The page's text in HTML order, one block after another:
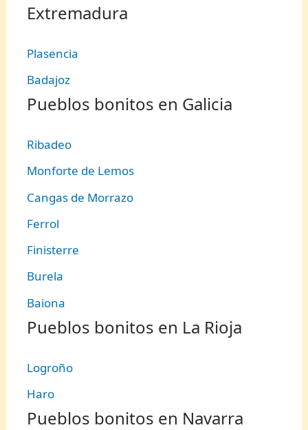
Extremadura
Plasencia
Badajoz
Pueblos bonitos en Galicia
Ribadeo
Monforte de Lemos
Cangas de Morrazo
Ferrol
Finisterre
Burela
Baiona
Pueblos bonitos en La Rioja
Logroño
Haro
Pueblos bonitos en Navarra